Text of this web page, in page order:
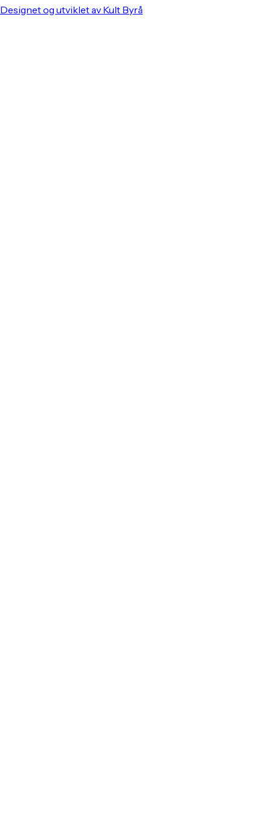
Designet og utviklet av Kult Byrå